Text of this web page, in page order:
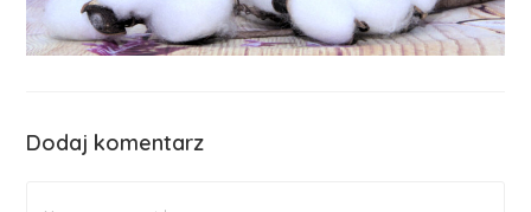
Dodaj komentarz